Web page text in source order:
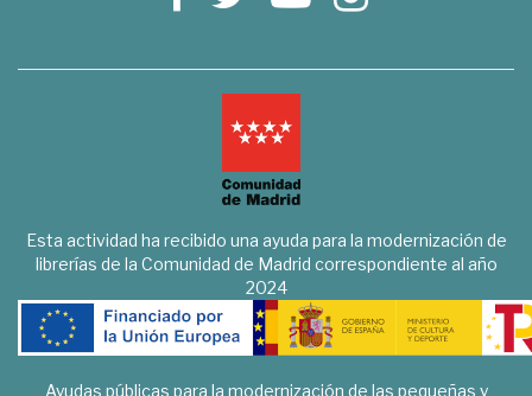
Esta actividad ha recibido una ayuda para la modernización de
librerías de la Comunidad de Madrid correspondiente al año
2024
Ayudas públicas para la modernización de las pequeñas y